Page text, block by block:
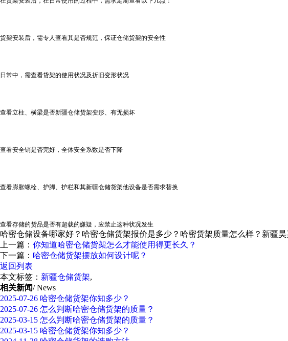
货架安装后，需专人查看其是否规范，保证仓储货架的安全性
日常中，需查看货架的使用状况及折旧变形状况
查看立柱、横梁是否新疆仓储货架变形、有无损坏
查看安全销是否完好，全体安全系数是否下降
查看膨胀螺栓、护脚、护栏和其新疆仓储货架他设备是否需求替换
查看存储的货品是否有超载的嫌疑，应禁止这种状况发生
哈密仓储设备哪家好？哈密仓储货架报价是多少？哈密货架质量怎么样？新疆
上一篇： 你知道哈密仓储货架怎么才能使用得更长久？
下一篇： 哈密仓储货架摆放如何设计呢？
返回列表
本文标签： 新疆仓储货架,
相关新闻/ News
2025-07-26 哈密仓储货架你知多少？
2025-07-26 怎么判断哈密仓储货架的质量？
2025-03-15 怎么判断哈密仓储货架的质量？
2025-03-15 哈密仓储货架你知多少？